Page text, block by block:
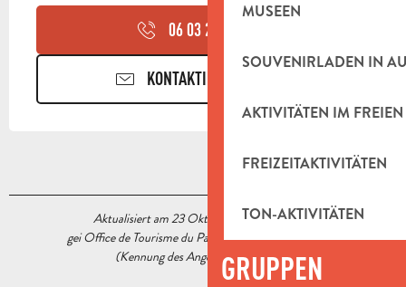
MUSEEN
SOUVENIRLADEN IN
AKTIVITÄTEN IM FREIEN
FREIZEITAKTIVITÄTEN
TON-AKTIVITÄTEN
GRUPPEN
06 03 27 63
KONTAKTIEREN SIE UNS
Aktualisiert am 23 Oktober 2020 Um 15:14
gei Office de Tourisme du Pays d’Aubagne et de l’Étoile
(Kennung des Angebots :5569311)